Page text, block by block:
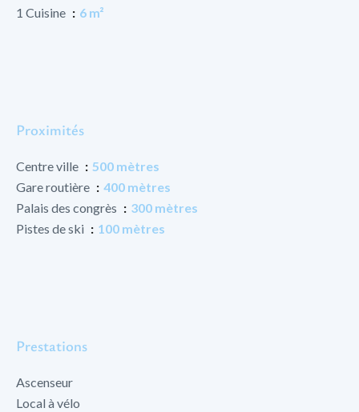
1 Cuisine
6 m²
Proximités
Centre ville
500 mètres
Gare routière
400 mètres
Palais des congrès
300 mètres
Pistes de ski
100 mètres
Prestations
Ascenseur
Local à vélo